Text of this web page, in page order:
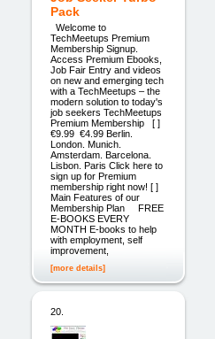
Pack
Welcome to
TechMeetups Premium
Membership Signup.
Access Premium Ebooks,
Job Fair Entry and videos
on new and emerging tech
with a TechMeetups – the
modern solution to today's
job seekers TechMeetups
Premium Membership [ ]
€9.99 €4.99 Berlin.
London. Munich.
Amsterdam. Barcelona.
Lisbon. Paris Click here to
sign up for Premium
membership right now! [ ]
Main Features of our
Membership Plan FREE
E-BOOKS EVERY
MONTH E-books to help
with employment, self
improvement,
[more details]
20.